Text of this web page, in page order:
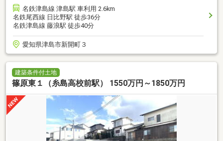
名鉄津島線 津島駅 車利用 2.6km
名鉄尾西線 日比野駅 徒歩36分
名鉄津島線 藤浪駅 徒歩40分
愛知県津島市新開町３
建築条件付土地
篠原東１（糸島高校前駅） 1550万円～1850万円